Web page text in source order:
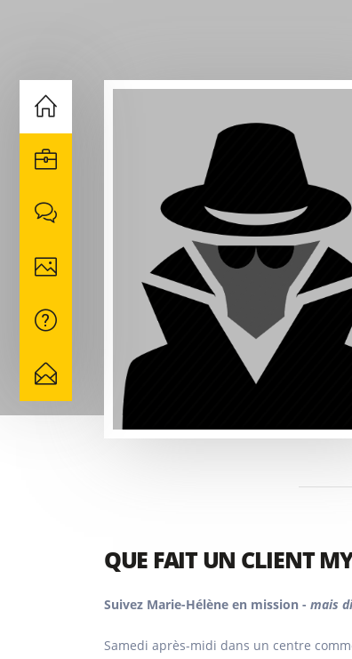
QUE FAIT UN CLIENT
Suivez Marie-Hélène en mission - mais
Samedi après-midi dans un centre